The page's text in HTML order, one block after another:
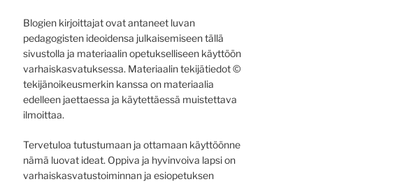
Blogien kirjoittajat ovat antaneet luvan
pedagogisten ideoidensa julkaisemiseen tällä
sivustolla ja materiaalin opetukselliseen käyttöön
varhaiskasvatuksessa. Materiaalin tekijätiedot ©
tekijänoikeusmerkin kanssa on materiaalia
edelleen jaettaessa ja käytettäessä muistettava
ilmoittaa.
Tervetuloa tutustumaan ja ottamaan käyttöönne
nämä luovat ideat. Oppiva ja hyvinvoiva lapsi on
varhaiskasvatustoiminnan ja esiopetuksen